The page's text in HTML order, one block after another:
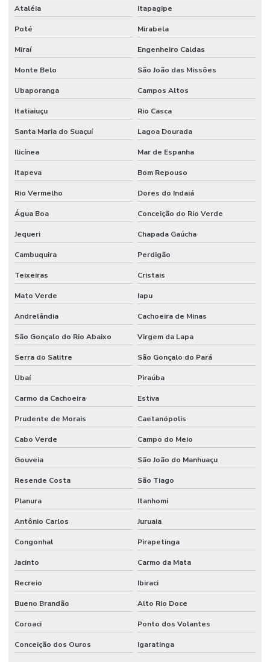
Ataléia Itapagipe
Poté Mirabela
Miraí Engenheiro Caldas
Monte Belo São João das Missões
Ubaporanga Campos Altos
Itatiaiuçu Rio Casca
Santa Maria do Suaçuí Lagoa Dourada
Ilicínea Mar de Espanha
Itapeva Bom Repouso
Rio Vermelho Dores do Indaiá
Água Boa Conceição do Rio Verde
Jequeri Chapada Gaúcha
Cambuquira Perdigão
Teixeiras Cristais
Mato Verde Iapu
Andrelândia Cachoeira de Minas
São Gonçalo do Rio Abaixo Virgem da Lapa
Serra do Salitre São Gonçalo do Pará
Ubaí Piraúba
Carmo da Cachoeira Estiva
Prudente de Morais Caetanópolis
Cabo Verde Campo do Meio
Gouveia São João do Manhuaçu
Resende Costa São Tiago
Planura Itanhomi
Antônio Carlos Juruaia
Congonhal Pirapetinga
Jacinto Carmo da Mata
Recreio Ibiraci
Bueno Brandão Alto Rio Doce
Coroaci Ponto dos Volantes
Conceição dos Ouros Igaratinga